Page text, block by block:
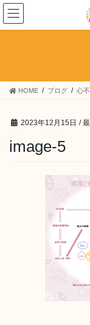
コ
ン
テ
ス
ナ
ビ
ゲ
ン
HOME ブログ 心
2023年12月15日 /
image-5